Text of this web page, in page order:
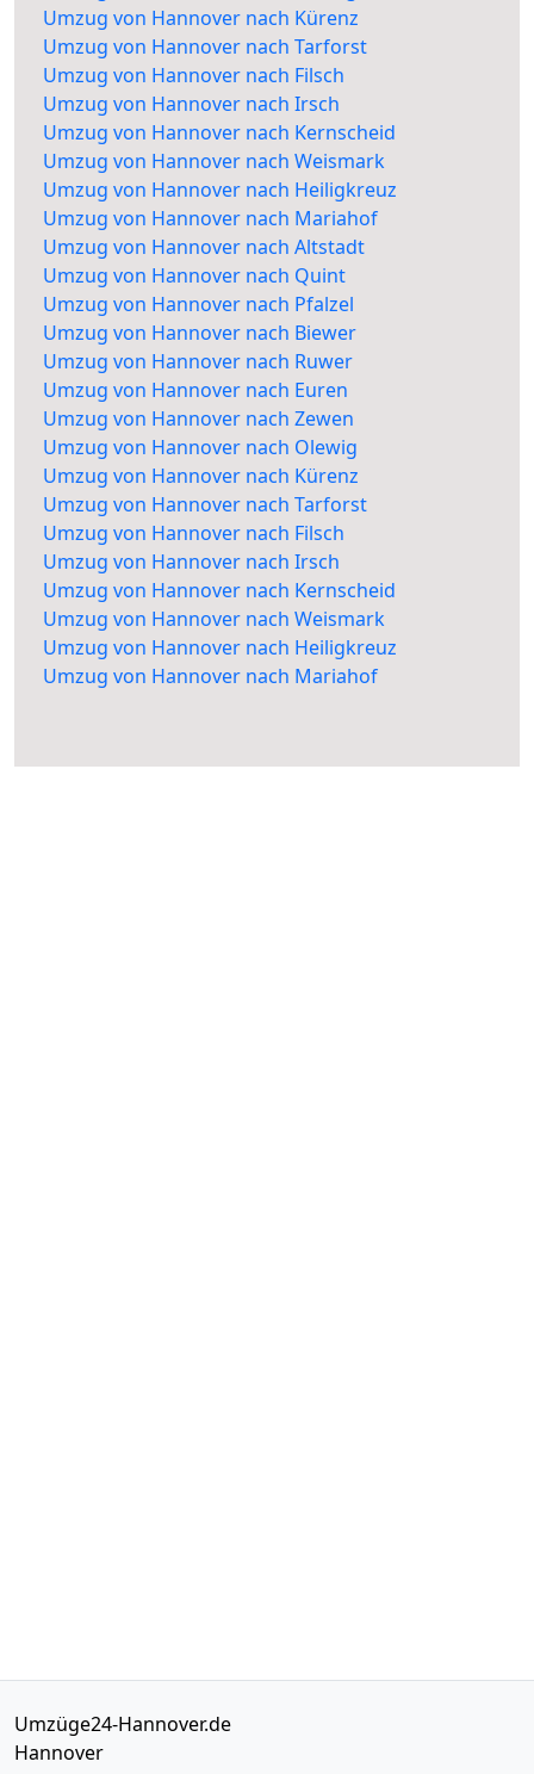
Umzug von Hannover nach Kürenz
Umzug von Hannover nach Tarforst
Umzug von Hannover nach Filsch
Umzug von Hannover nach Irsch
Umzug von Hannover nach Kernscheid
Umzug von Hannover nach Weismark
Umzug von Hannover nach Heiligkreuz
Umzug von Hannover nach Mariahof
Umzug von Hannover nach Altstadt
Umzug von Hannover nach Quint
Umzug von Hannover nach Pfalzel
Umzug von Hannover nach Biewer
Umzug von Hannover nach Ruwer
Umzug von Hannover nach Euren
Umzug von Hannover nach Zewen
Umzug von Hannover nach Olewig
Umzug von Hannover nach Kürenz
Umzug von Hannover nach Tarforst
Umzug von Hannover nach Filsch
Umzug von Hannover nach Irsch
Umzug von Hannover nach Kernscheid
Umzug von Hannover nach Weismark
Umzug von Hannover nach Heiligkreuz
Umzug von Hannover nach Mariahof
Umzüge24-Hannover.de
Hannover